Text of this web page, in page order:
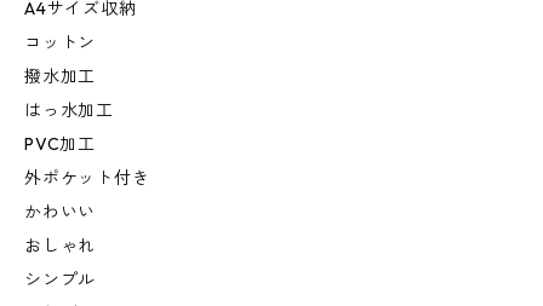
A4サイズ収納
コットン
撥水加工
はっ水加工
PVC加工
外ポケット付き
かわいい
おしゃれ
シンプル